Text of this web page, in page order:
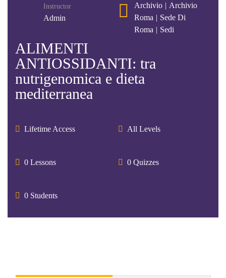
Instructor
Admin
Archivio | Archivio
Roma | Sede Di
Roma | Sedi
ALIMENTI
ANTIOSSIDANTI: tra
nutrigenomica e dieta
mediterranea
Lifetime Access All Levels
0 Lessons 0 Quizzes
0 Students